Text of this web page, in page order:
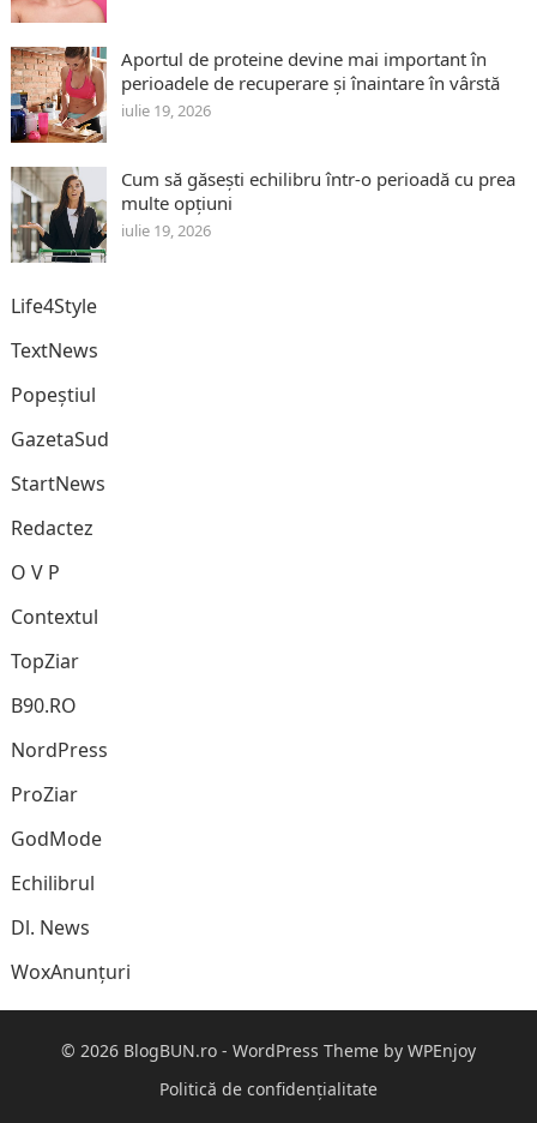
Aportul de proteine devine mai important în
perioadele de recuperare și înaintare în vârstă
iulie 19, 2026
Cum să găsești echilibru într-o perioadă cu prea
multe opțiuni
iulie 19, 2026
Life4Style
TextNews
Popeștiul
GazetaSud
StartNews
Redactez
O V P
Contextul
TopZiar
B90.RO
NordPress
ProZiar
GodMode
Echilibrul
Dl. News
WoxAnunțuri
© 2026 BlogBUN.ro - WordPress Theme by WPEnjoy
Politică de confidențialitate